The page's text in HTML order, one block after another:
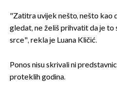
"Zatitra uvijek nešto, nešto kao
gledat, ne želiš prihvatit da je to
srce", rekla je Luana Kličić.
Ponos nisu skrivali ni
proteklih godina.